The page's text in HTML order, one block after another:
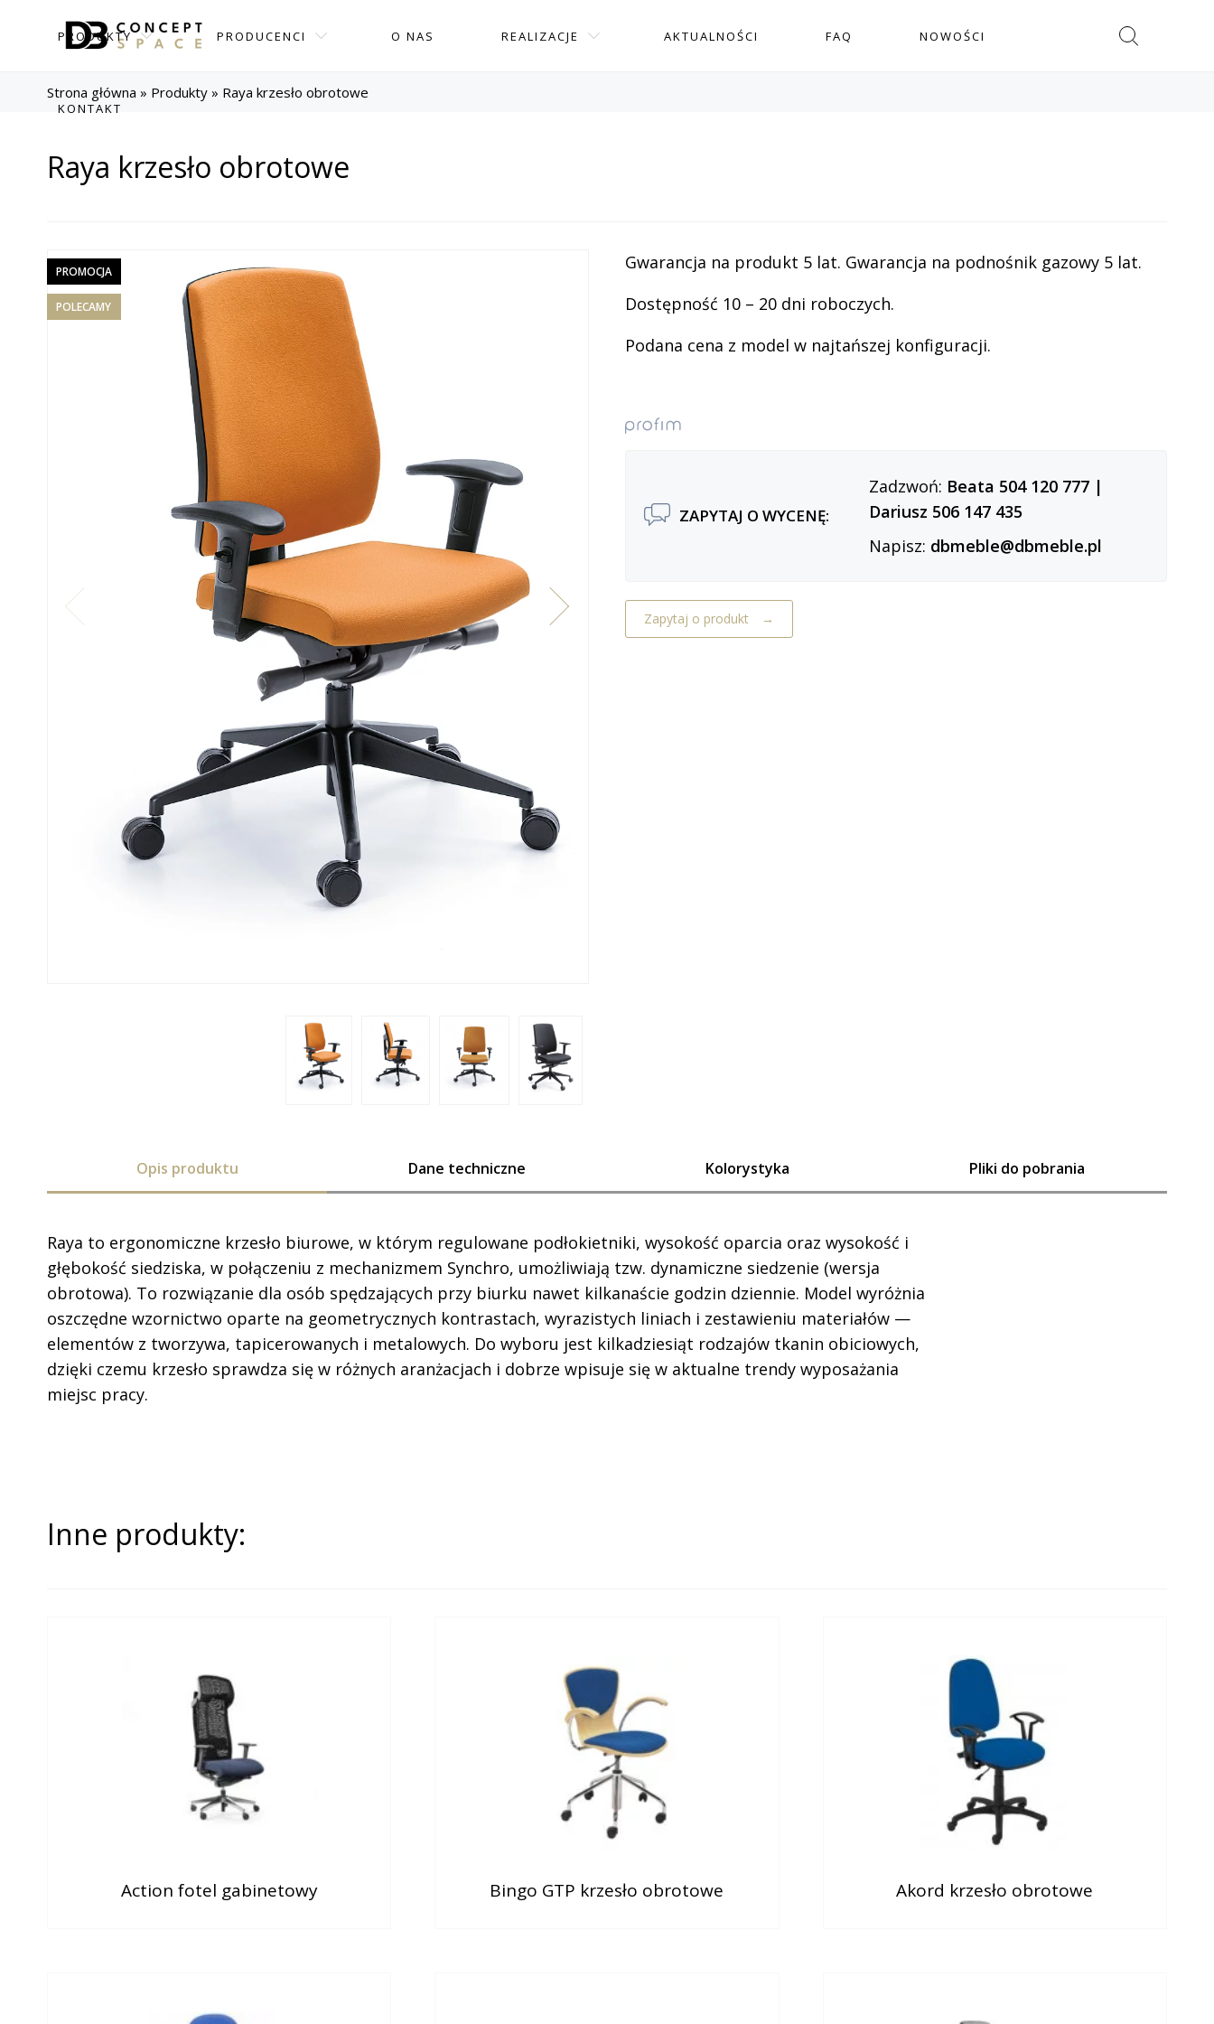
PRODUKTY PRODUCENCI O NAS REALIZACJE AKTUALNOŚCI FAQ NOWOŚCI
KONTAKT
Szukaj
Strona główna » Produkty » Raya krzesło obrotowe
Raya krzesło obrotowe
PROMOCJA
POLECAMY
Gwarancja na produkt 5 lat. Gwarancja na podnośnik gazowy 5 lat.
Dostępność 10 – 20 dni roboczych.
Podana cena z model w najtańszej konfiguracji.
ZAPYTAJ O WYCENĘ:
Zadzwoń: Beata 504 120 777 |
Dariusz 506 147 435
Napisz: dbmeble@dbmeble.pl
Zapytaj o produkt
Opis produktu Dane techniczne Kolorystyka Pliki do pobrania
Raya to ergonomiczne krzesło biurowe, w którym regulowane podłokietniki, wysokość oparcia oraz wysokość i
głębokość siedziska, w połączeniu z mechanizmem Synchro, umożliwiają tzw. dynamiczne siedzenie (wersja
obrotowa). To rozwiązanie dla osób spędzających przy biurku nawet kilkanaście godzin dziennie. Model wyróżnia
oszczędne wzornictwo oparte na geometrycznych kontrastach, wyrazistych liniach i zestawieniu materiałów —
elementów z tworzywa, tapicerowanych i metalowych. Do wyboru jest kilkadziesiąt rodzajów tkanin obiciowych,
dzięki czemu krzesło sprawdza się w różnych aranżacjach i dobrze wpisuje się w aktualne trendy wyposażania
miejsc pracy.
Inne produkty:
Action fotel gabinetowy Bingo GTP krzesło obrotowe Akord krzesło obrotowe